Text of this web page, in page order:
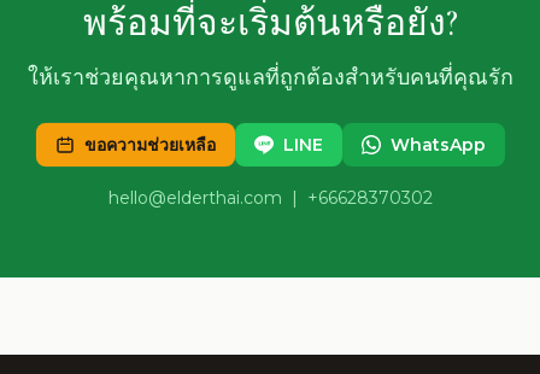
พร้อมที่จะเริ่มต้นหรือยัง?
ให้เราช่วยคุณหาการดูแลที่ถูกต้องสำหรับคนที่คุณรัก
ขอความช่วยเหลือ LINE WhatsApp
hello@elderthai.com | +66628370302